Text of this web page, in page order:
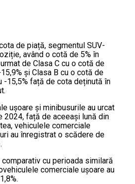
de piață, segmentul SUV-
având o cotă de 5% în
de Clasa C cu o cotă de
și Clasa B cu o cotă de
-15,5% față de cota deținută în
ușoare și minibusurile au urcat
2024, față de aceeași lună din
vehiculele comerciale
au înregistrat o scădere de
cu perioada similară
comerciale ușoare au